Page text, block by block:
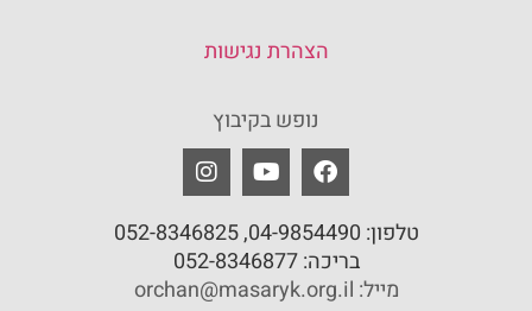
הצהרת נגישות
נופש בקיבוץ
טלפון: 04-9854490
, 052-8346825
בריכה:052-8346877
מייל: orchan@masaryk.org.il